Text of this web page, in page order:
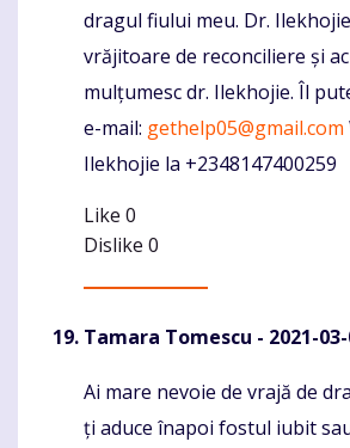
dragul fiului meu. Dr.
vrăjitoare de reconciliere și
mulțumesc dr. Ilekhojie. Îl
e-mail: gethelp05@gmail.com
Ilekhojie la +2348147400259
Like 0
Dislike 0
Tamara Tomescu - 2021-
Komentaras
Ai mare nevoie de vrajă de
ți aduce înapoi fostul iubit